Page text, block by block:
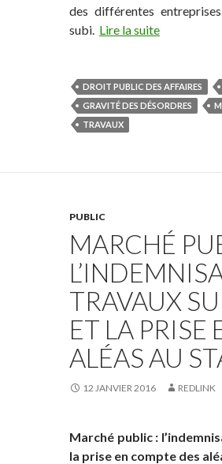
des différentes
subi. Lire la suite
DROIT PUBLIC DES AFFAIRES
GRAVITÉ DES DÉSORDRES
TRAVAUX
PUBLIC
MARCHÉ
TRAVAUX
ET LA PRISE
ALÉAS AU
12 JANVIER 2016 REDLINK
Marché public :
la prise en compte des